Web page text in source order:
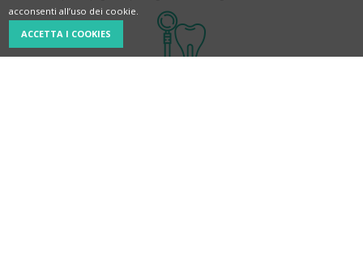
acconsenti all’uso dei cookie.
ACCETTA I COOKIES